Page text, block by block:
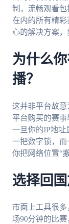
制，流畅观看包
在内的所有精
心的解决方案，
为什么
播？
这并非平台故
平台购买的赛事
一旦你的IP地址
一把数字锁，
你把网络位置“
选择回
市面上工具很
场90分钟的比